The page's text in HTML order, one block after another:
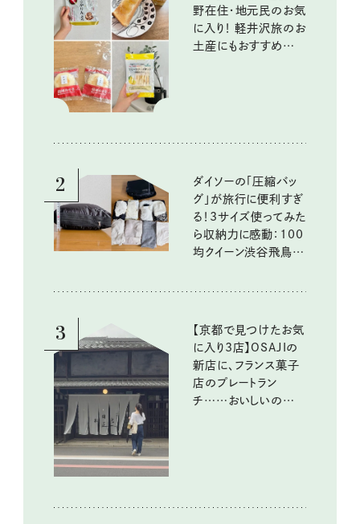
野在住・地元民のお気
に入り！ 軽井沢旅のお
土産にもおすすめのお
2
ダイソーの「圧縮バッ
グ」が旅行に便利すぎ
る！3サイズ使ってみた
ら収納力に感動：100
均クイーン渋谷飛鳥の
3
【京都で見つけたお気
に入り3店】OSAJIの
新店に、フランス菓子
店のプレートラン
チ……おいしいのんび